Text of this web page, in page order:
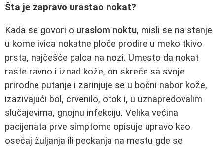
Šta je zapravo urastao nokat?
Kada se govori o uraslom noktu, misli se na stanje
u kome ivica nokatne ploče prodire u meko tkivo
prsta, najčešće palca na nozi. Umesto da nokat
raste ravno i iznad kože, on skreće sa svoje
prirodne putanje i zarinjuje se u bočni nabor kože,
izazivajući bol, crvenilo, otok i, u uznapredovalim
slučajevima, gnojnu infekciju. Velika većina
pacijenata prve simptome opisuje upravo kao
osećaj žuljanja ili peckanja na mestu gde se